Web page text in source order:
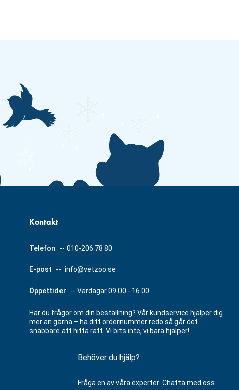
Kontakt
Telefon -- 010-206 78 80
E-post -- info@vetzoo.se
Öppettider -- Vardagar 09.00 - 16.00
Har du frågor om din beställning? Vår kundservice hjälper dig
mer än gärna – ha ditt ordernummer redo så går det
snabbare att hitta rätt. Vi bits inte, vi bara hjälper!
Behöver du hjälp?
Fråga en av våra experter. Chatta med oss